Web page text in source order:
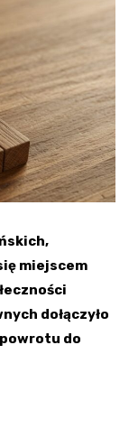
miejscem
dołączyło
powrotu do